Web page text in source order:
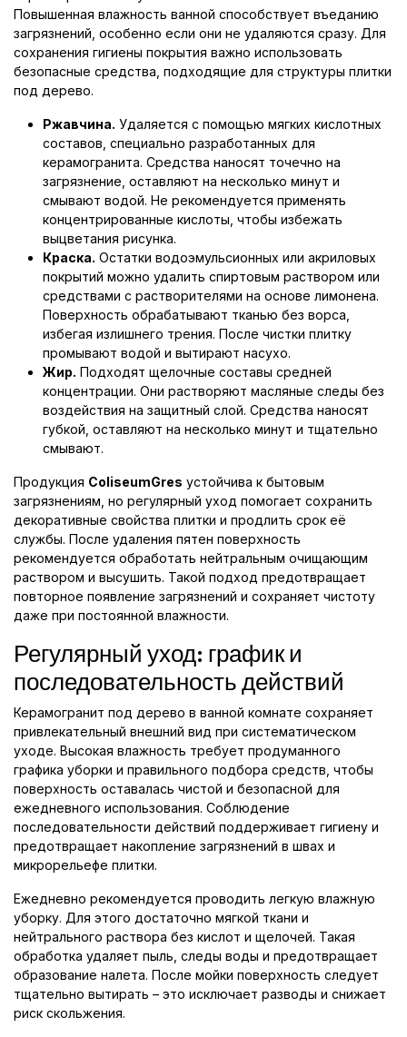
Повышенная влажность ванной способствует въеданию
загрязнений, особенно если они не удаляются сразу. Для
сохранения гигиены покрытия важно использовать
безопасные средства, подходящие для структуры плитки
под дерево.
Ржавчина. Удаляется с помощью мягких кислотных
составов, специально разработанных для
керамогранита. Средства наносят точечно на
загрязнение, оставляют на несколько минут и
смывают водой. Не рекомендуется применять
концентрированные кислоты, чтобы избежать
выцветания рисунка.
Краска. Остатки водоэмульсионных или акриловых
покрытий можно удалить спиртовым раствором или
средствами с растворителями на основе лимонена.
Поверхность обрабатывают тканью без ворса,
избегая излишнего трения. После чистки плитку
промывают водой и вытирают насухо.
Жир. Подходят щелочные составы средней
концентрации. Они растворяют масляные следы без
воздействия на защитный слой. Средства наносят
губкой, оставляют на несколько минут и тщательно
смывают.
Продукция ColiseumGres устойчива к бытовым
загрязнениям, но регулярный уход помогает сохранить
декоративные свойства плитки и продлить срок её
службы. После удаления пятен поверхность
рекомендуется обработать нейтральным очищающим
раствором и высушить. Такой подход предотвращает
повторное появление загрязнений и сохраняет чистоту
даже при постоянной влажности.
Регулярный уход: график и
последовательность действий
Керамогранит под дерево в ванной комнате сохраняет
привлекательный внешний вид при систематическом
уходе. Высокая влажность требует продуманного
графика уборки и правильного подбора средств, чтобы
поверхность оставалась чистой и безопасной для
ежедневного использования. Соблюдение
последовательности действий поддерживает гигиену и
предотвращает накопление загрязнений в швах и
микрорельефе плитки.
Ежедневно рекомендуется проводить легкую влажную
уборку. Для этого достаточно мягкой ткани и
нейтрального раствора без кислот и щелочей. Такая
обработка удаляет пыль, следы воды и предотвращает
образование налета. После мойки поверхность следует
тщательно вытирать – это исключает разводы и снижает
риск скольжения.